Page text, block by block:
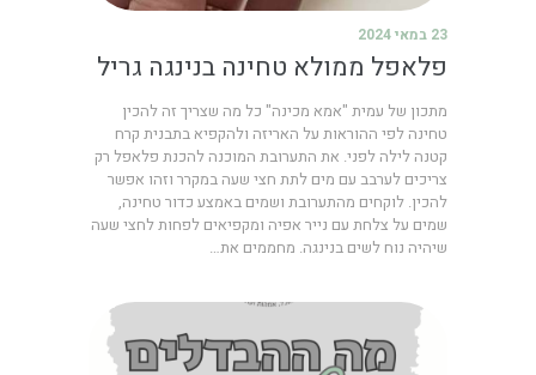
23 במאי 2024
פלאפל ממולא טחינה בנינגה גריל
מתכון של עמית "אמא מכינה" כל מה שצריך זה להכין
טחינה לפי ההוראות על האריזה ולהקפיא בתבנית קרח
קטנה לילה לפני. את התערובת המוכנה להכנת פלאפל רק
צריכים לערבב עם מים לתת חצי שעה במקרר וזהו אפשר
להכין. לוקחים מהתערובת ושמים באמצע כדור טחינה,
שמים על צלחת עם נייר אפיה ומקפיאים לפחות לחצי שעה
שיהיה נוח לשים בנינגה. מחממים את…